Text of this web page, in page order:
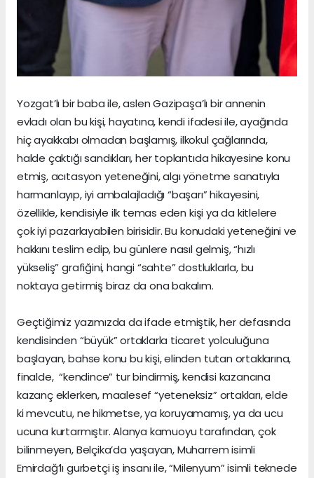
Yozgat’lı bir baba ile, aslen Gazipaşa’lı bir annenin
evladı olan bu kişi, hayatına, kendi ifadesi ile, ayağında
hiç ayakkabı olmadan başlamış, ilkokul çağlarında,
halde çaktığı sandıkları, her toplantıda hikayesine konu
etmiş, acıtasyon yeteneğini, algı yönetme sanatıyla
harmanlayıp, iyi ambalajladığı “başarı” hikayesini,
özellikle, kendisiyle ilk temas eden kişi ya da kitlelere
çok iyi pazarlayabilen birisidir. Bu konudaki yeteneğini ve
hakkını teslim edip, bu günlere nasıl gelmiş, “hızlı
yükseliş” grafiğini, hangi “sahte” dostluklarla, bu
noktaya getirmiş biraz da ona bakalım.
Geçtiğimiz yazımızda da ifade etmiştik, her defasında
kendisinden “büyük” ortaklarla ticaret yolculuğuna
başlayan, bahse konu bu kişi, elinden tutan ortaklarına,
finalde, “kendince” tur bindirmiş, kendisi kazancına
kazanç eklerken, maalesef “yeteneksiz” ortakları, elde
ki mevcutu, ne hikmetse, ya koruyamamış, ya da ucu
ucuna kurtarmıştır. Alanya kamuoyu tarafından, çok
bilinmeyen, Belçika’da yaşayan, Muharrem isimli
Emirdağ’lı gurbetçi iş insanı ile, “Milenyum” isimli teknede